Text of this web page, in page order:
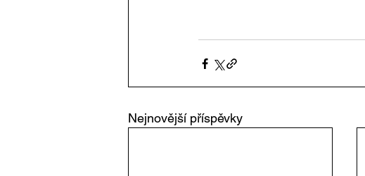
Nejnovější příspěvky